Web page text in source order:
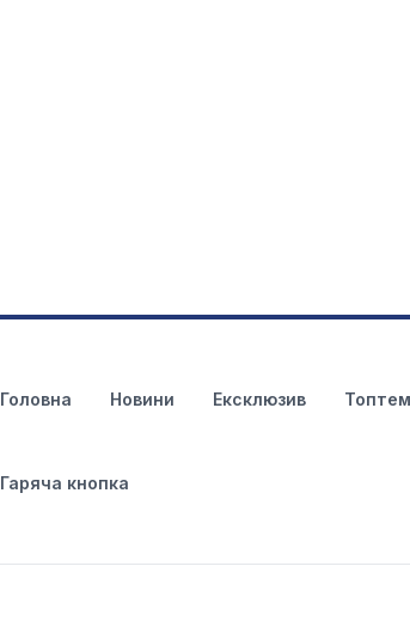
Головна Новини Ексклюзив
Гаряча кнопка